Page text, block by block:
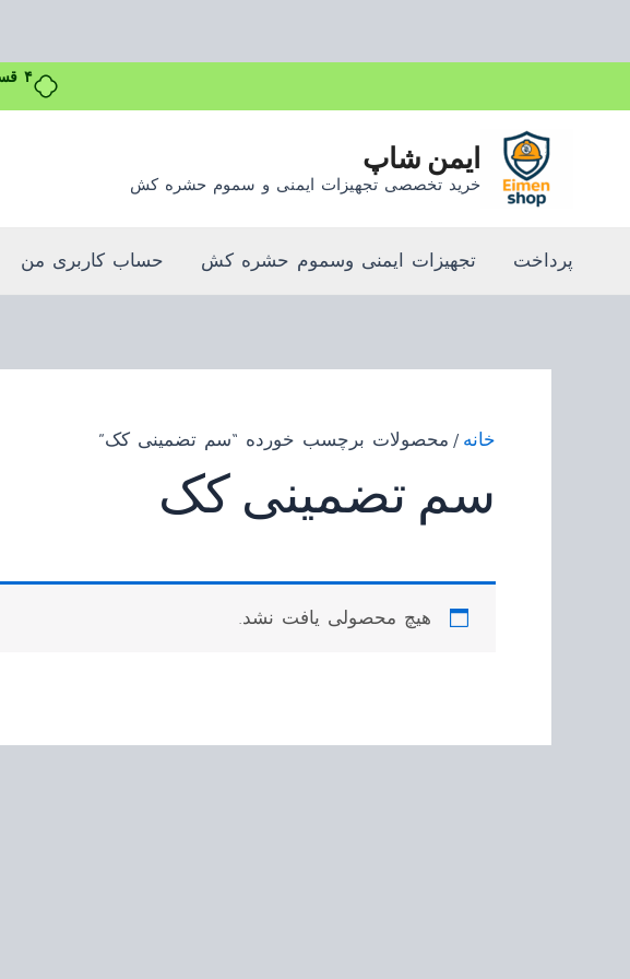
به
ایمن شاپ
خرید تخصصی تجهیزات ایمنی و سموم حشره کش
پرداخت تجهیزات ایمنی وسموم حشره کش حساب کاربری من
خانه / محصولات برچسب خورده “سم تضمینی کک”
سم تضمینی کک
هیچ محصولی یافت نشد.